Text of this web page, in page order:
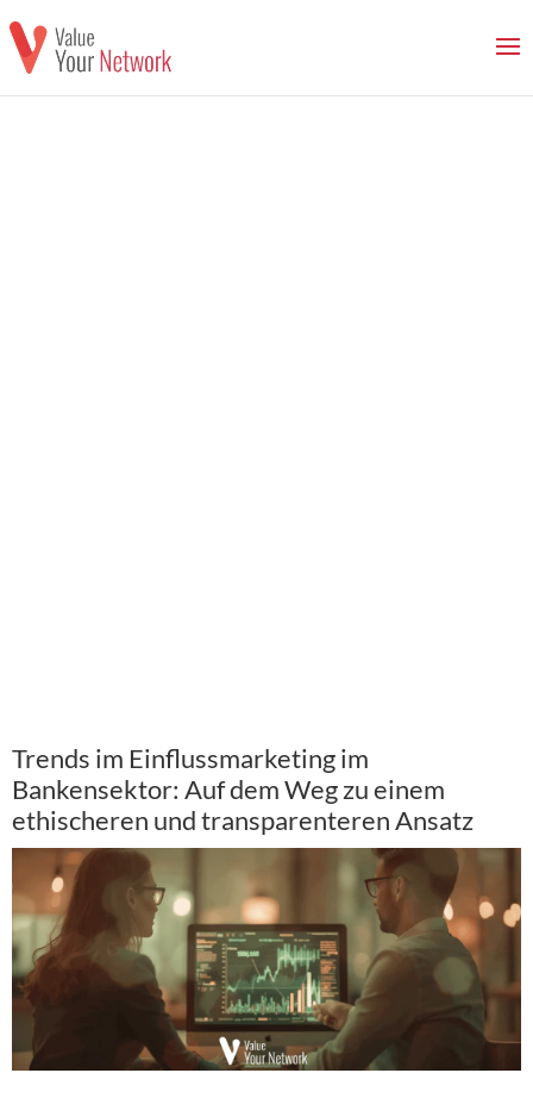
Trends im Einflussmarketing im
Bankensektor: Auf dem Weg zu einem
ethischeren und transparenteren Ansatz